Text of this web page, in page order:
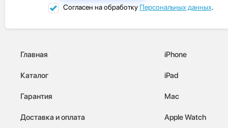
Согласен на обработку Персональных данных.
Главная
Каталог
Гарантия
Доставка и оплата
iPhone
iPad
Mac
Apple Watch